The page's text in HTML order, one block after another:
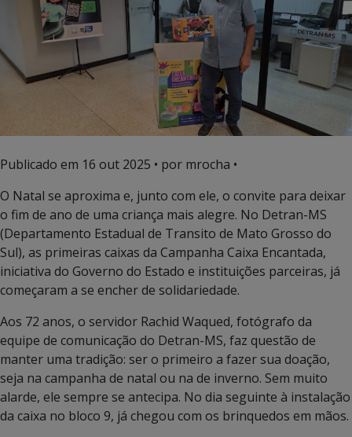
Publicado em 16 out 2025 • por mrocha •
O Natal se aproxima e, junto com ele, o convite para deixar
o fim de ano de uma criança mais alegre. No Detran-MS
(Departamento Estadual de Transito de Mato Grosso do
Sul), as primeiras caixas da Campanha Caixa Encantada,
iniciativa do Governo do Estado e instituições parceiras, já
começaram a se encher de solidariedade.
Aos 72 anos, o servidor Rachid Waqued, fotógrafo da
equipe de comunicação do Detran-MS, faz questão de
manter uma tradição: ser o primeiro a fazer sua doação,
seja na campanha de natal ou na de inverno. Sem muito
alarde, ele sempre se antecipa. No dia seguinte à instalação
da caixa no bloco 9, já chegou com os brinquedos em mãos.